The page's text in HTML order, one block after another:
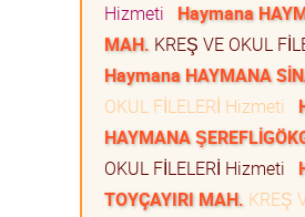
Hizmeti
Haymana
MAH. KREŞ VE OKUL
Haymana HAYMANA
OKUL FİLELERİ Hizmeti
HAYMANA
OKUL FİLELERİ Hizmeti
TOYÇAYIRI MAH. KREŞ